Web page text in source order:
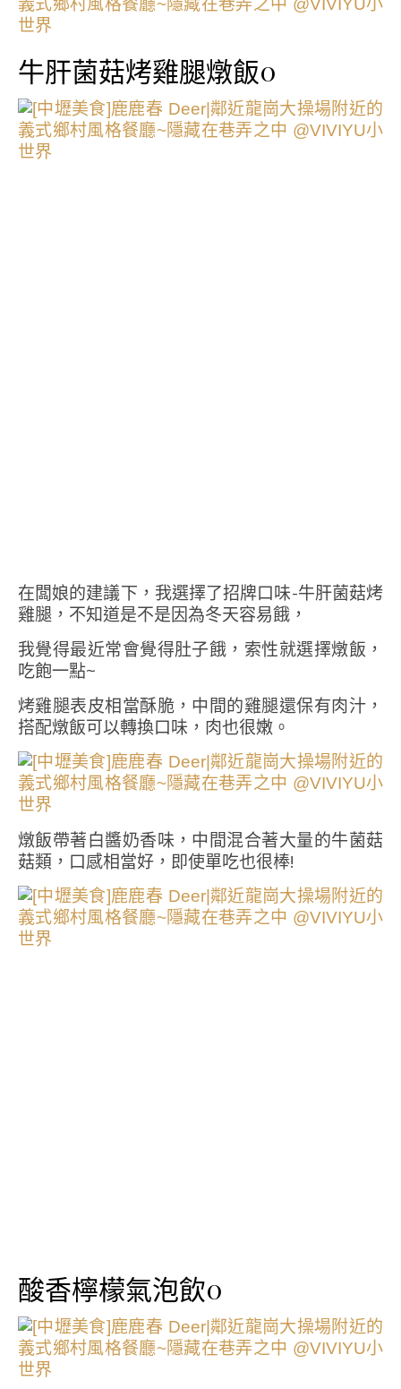
牛肝菌菇烤雞腿燉飯0
在闆娘的建議下，我選擇了招牌口味-牛肝菌菇烤
雞腿，不知道是不是因為冬天容易餓，
我覺得最近常會覺得肚子餓，索性就選擇燉飯，
吃飽一點~
烤雞腿表皮相當酥脆，中間的雞腿還保有肉汁，
搭配燉飯可以轉換口味，肉也很嫩。
燉飯帶著白醬奶香味，中間混合著大量的牛菌菇
菇類，口感相當好，即使單吃也很棒!
酸香檸檬氣泡飲0